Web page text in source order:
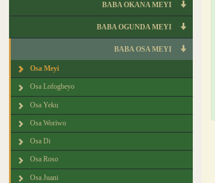
BABA OKANA MEYI
BABA OGUNDA MEYI
BABA OSA MEYI
Osa Meyi
Osa Lofogbeyo
Osa Yeku
Osa Woriwo
Osa Di
Osa Roso
Osa Juani